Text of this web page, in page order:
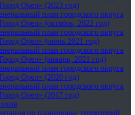
Орел» (2023 год)
план городского округа
Орел» (октябрь, 2022 год)
план городского округа
Орел» (июнь 2021 год)
план городского округа
Орел» (январь, 2021 год)
план городского округа
Орел» (2020 год)
план городского округа
Орел» (2017 год)
по планировке территорий